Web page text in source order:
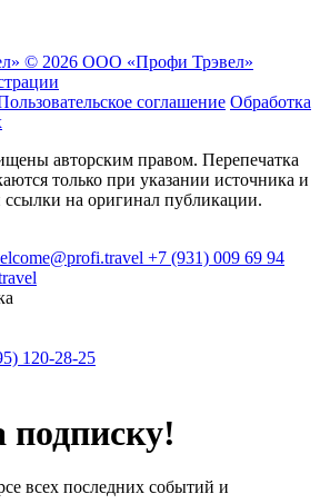
© 2026 ООО «Профи Трэвeл»
соглашение Обработка
авторским правом. Перепечатка
только при указании источника и
на оригинал публикации.
+7 (931) 009 69 94
120-28-25
подписку!
всех последних событий и